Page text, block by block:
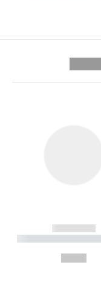
------------
-----------